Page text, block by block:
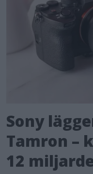
Sony
Tamron –
12